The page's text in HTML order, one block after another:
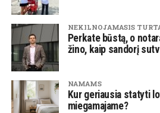
NEKILNOJAMASIS
Perkate būstą, o
žino, kaip sandorį
NAMAMS
Kur geriausia statyti
miegamajame?